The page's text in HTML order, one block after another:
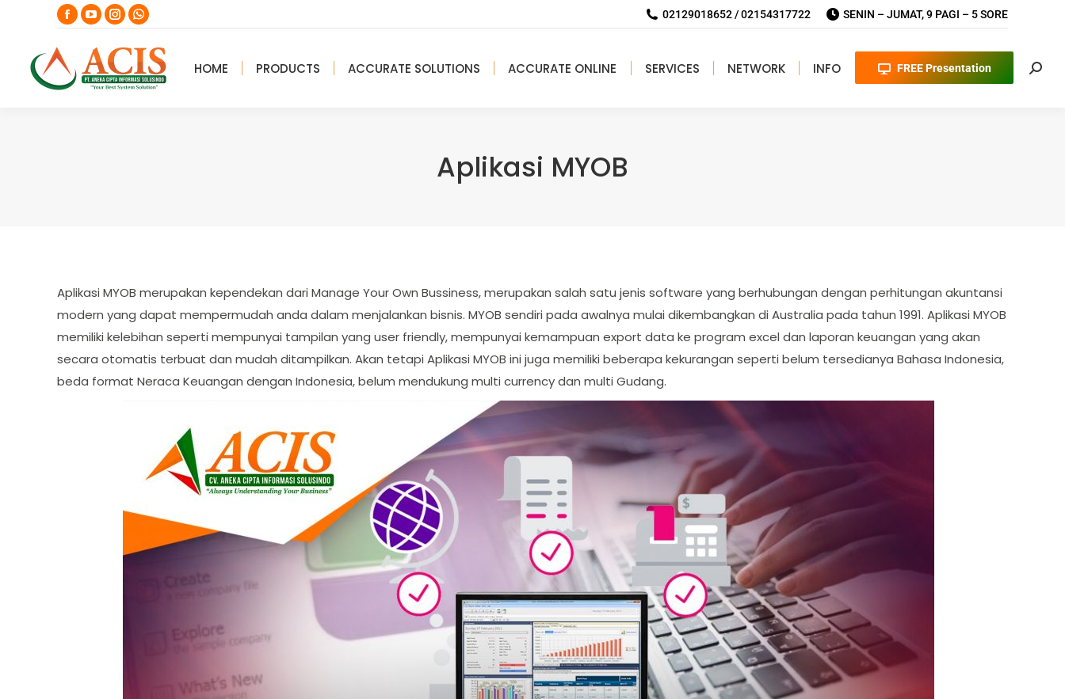
Facebook
page
opens
in
YouTube
page
opens
in
Instagram
page
opens
in
Whatsapp
page
opens
in
02129018652 / 02154317722 SENIN – JUMAT, 9 PAGI – 5 SORE
HOME PRODUCTS ACCURATE SOLUTIONS ACCURATE ONLINE SERVICES NETWORK INFO FREE Presentation
Aplikasi MYOB
Aplikasi MYOB merupakan kependekan dari Manage Your Own Bussiness, merupakan salah satu jenis software yang berhubungan dengan perhitungan akuntansi
modern yang dapat mempermudah anda dalam menjalankan bisnis. MYOB sendiri pada awalnya mulai dikembangkan di Australia pada tahun 1991. Aplikasi MYOB
memiliki kelebihan seperti mempunyai tampilan yang user friendly, mempunyai kemampuan export data ke program excel dan laporan keuangan yang akan
secara otomatis terbuat dan mudah ditampilkan. Akan tetapi Aplikasi MYOB ini juga memiliki beberapa kekurangan seperti belum tersedianya Bahasa Indonesia,
beda format Neraca Keuangan dengan Indonesia, belum mendukung multi currency dan multi Gudang.